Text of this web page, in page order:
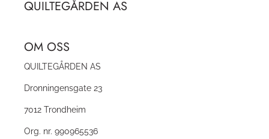
QUILTEGÅRDEN AS
OM OSS
QUILTEGÅRDEN AS
Dronningensgate 23
7012 Trondheim
Org. nr. 990965536